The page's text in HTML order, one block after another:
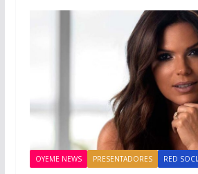
OYEME NEWS PRESENTADORES RED